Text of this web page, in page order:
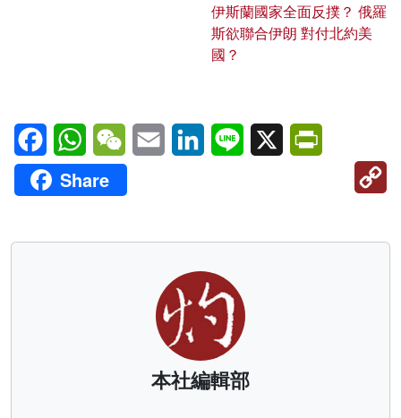
伊斯蘭國家全面反撲？ 俄羅
斯欲聯合伊朗 對付北約美
國？
FacebookWhatsAppWeChatEmail LinkedInLine X
Share
本社編輯部